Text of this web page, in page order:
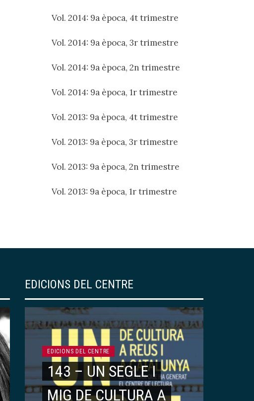
Vol. 2014: 9a època, 4t trimestre
Vol. 2014: 9a època, 3r trimestre
Vol. 2014: 9a època, 2n trimestre
Vol. 2014: 9a època, 1r trimestre
Vol. 2013: 9a època, 4t trimestre
Vol. 2013: 9a època, 3r trimestre
Vol. 2013: 9a època, 2n trimestre
Vol. 2013: 9a època, 1r trimestre
EDICIONS DEL CENTRE
EDICIONS DEL CENTRE
143 – UN SEGLE I
MIG DE CULTURA A